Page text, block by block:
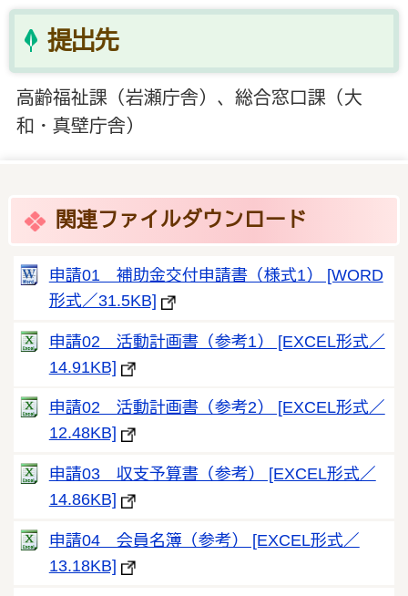
提出先
高齢福祉課（岩瀬庁舎）、総合窓口課（大
和・真壁庁舎）
関連ファイルダウンロード
申請01 補助金交付申請書（様式1） [WORD
形式／31.5KB]
申請02 活動計画書（参考1） [EXCEL形式／
14.91KB]
申請02 活動計画書（参考2） [EXCEL形式／
12.48KB]
申請03 収支予算書（参考） [EXCEL形式／
14.86KB]
申請04 会員名簿（参考） [EXCEL形式／
13.18KB]